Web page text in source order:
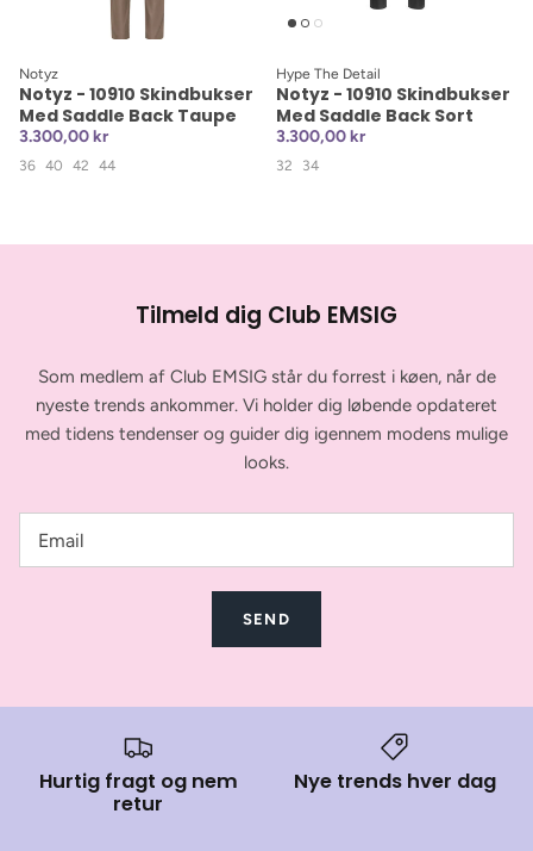
Notyz
Notyz - 10910 Skindbukser
Med Saddle Back Taupe
3.300,00 kr
36 40 42 44
Hype The Detail
Notyz - 10910 Skindbukser
Med Saddle Back Sort
3.300,00 kr
32 34
Tilmeld dig Club EMSIG
Som medlem af Club EMSIG står du forrest i køen, når de
nyeste trends ankommer. Vi holder dig løbende opdateret
med tidens tendenser og guider dig igennem modens mulige
looks.
SEND
Hurtig fragt og nem
retur
Nye trends hver dag